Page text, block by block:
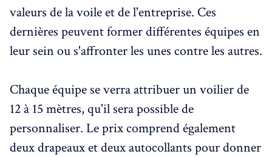
valeurs de la voile et de l'entreprise. Ces
dernières peuvent former différentes équipes en
leur sein ou s'affronter les unes contre les autres.
Chaque équipe se verra attribuer un voilier de
12 à 15 mètres, qu'il sera possible de
personnaliser. Le prix comprend également
deux drapeaux et deux autocollants pour donner